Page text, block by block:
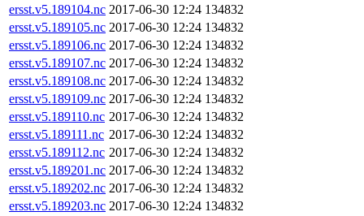
ersst.v5.189104.nc 2017-06-30 12:24 134832
ersst.v5.189105.nc 2017-06-30 12:24 134832
ersst.v5.189106.nc 2017-06-30 12:24 134832
ersst.v5.189107.nc 2017-06-30 12:24 134832
ersst.v5.189108.nc 2017-06-30 12:24 134832
ersst.v5.189109.nc 2017-06-30 12:24 134832
ersst.v5.189110.nc 2017-06-30 12:24 134832
ersst.v5.189111.nc 2017-06-30 12:24 134832
ersst.v5.189112.nc 2017-06-30 12:24 134832
ersst.v5.189201.nc 2017-06-30 12:24 134832
ersst.v5.189202.nc 2017-06-30 12:24 134832
ersst.v5.189203.nc 2017-06-30 12:24 134832